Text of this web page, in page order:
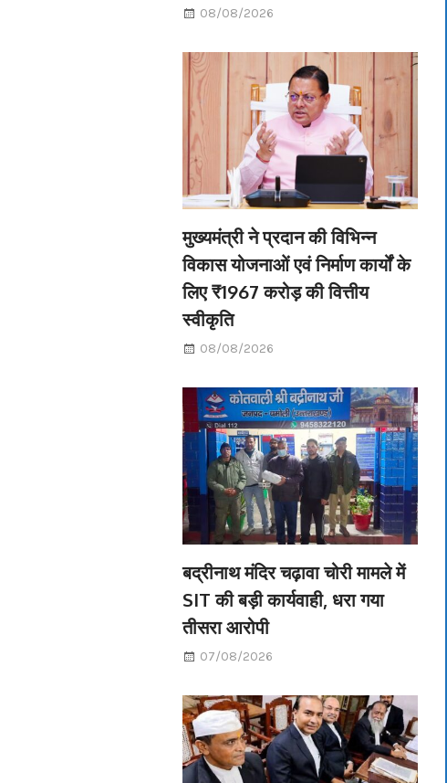
08/08/2026
मुख्यमंत्री ने प्रदान की विभिन्न
विकास योजनाओं एवं निर्माण कार्यों के
लिए ₹1967 करोड़ की वित्तीय
स्वीकृति
08/08/2026
बद्रीनाथ मंदिर चढ़ावा चोरी मामले में
SIT की बड़ी कार्यवाही, धरा गया
तीसरा आरोपी
07/08/2026